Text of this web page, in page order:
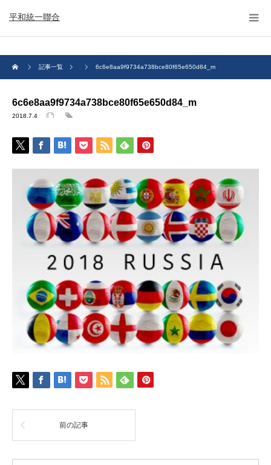
平和統一聯合
記事一覧 6c6e8aa9f9734a738bce80f65e650d84_m
6c6e8aa9f9734a738bce80f65e650d84_m
2018.7.4
前の記事